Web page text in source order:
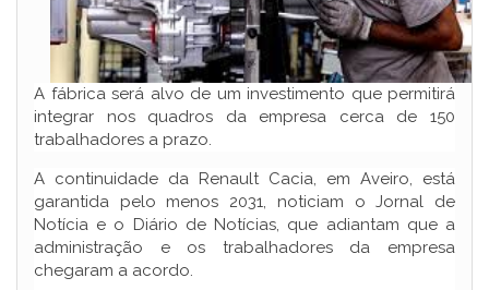
A fábrica será alvo de um investimento que permitirá
integrar nos quadros da empresa cerca de 150
trabalhadores a prazo.
A continuidade da Renault Cacia, em Aveiro, está
garantida pelo menos 2031, noticiam o Jornal de
Notícia e o Diário de Notícias, que adiantam que a
administração e os trabalhadores da empresa
chegaram a acordo.